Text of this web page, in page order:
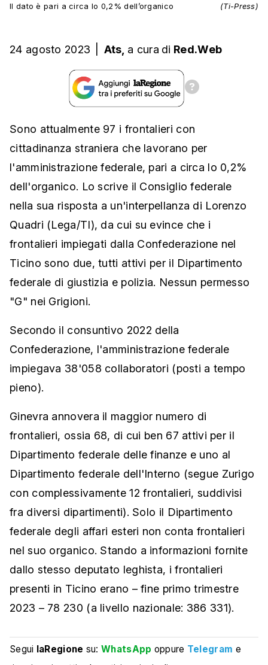
Il dato è pari a circa lo 0,2% dell’organico (Ti-Press)
24 agosto 2023 Ats, a cura di Red.Web
Sono attualmente 97 i frontalieri con
cittadinanza straniera che lavorano per
l'amministrazione federale, pari a circa lo 0,2%
dell'organico. Lo scrive il Consiglio federale
nella sua risposta a un'interpellanza di Lorenzo
Quadri (Lega/TI), da cui su evince che i
frontalieri impiegati dalla Confederazione nel
Ticino sono due, tutti attivi per il Dipartimento
federale di giustizia e polizia. Nessun permesso
"G" nei Grigioni.
Secondo il consuntivo 2022 della
Confederazione, l'amministrazione federale
impiegava 38'058 collaboratori (posti a tempo
pieno).
Ginevra annovera il maggior numero di
frontalieri, ossia 68, di cui ben 67 attivi per il
Dipartimento federale delle finanze e uno al
Dipartimento federale dell'Interno (segue Zurigo
con complessivamente 12 frontalieri, suddivisi
fra diversi dipartimenti). Solo il Dipartimento
federale degli affari esteri non conta frontalieri
nel suo organico. Stando a informazioni fornite
dallo stesso deputato leghista, i frontalieri
presenti in Ticino erano – fine primo trimestre
2023 – 78 230 (a livello nazionale: 386 331).
Segui laRegione su:WhatsApp oppure Telegram e